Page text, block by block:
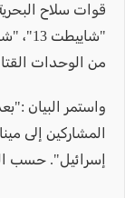
قوات سلاح
من الوحدات
واستمر البيان
المشاركين إلى
إسرائيل". حسب